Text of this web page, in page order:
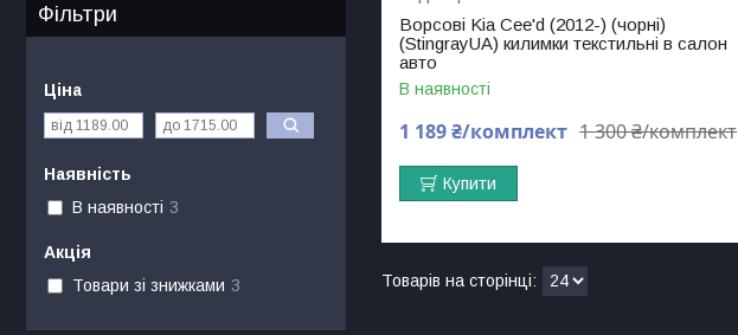
Ворсові Kia Cee'd (2012-) (чорні)
(StingrayUA) килимки текстильні в салон
авто
В наявності
1 300 ₴/комплект
1 189 ₴/комплект
Купити
Фільтри
Ціна
Наявність
В наявності 3
Акція
Товари зі знижками 3